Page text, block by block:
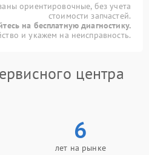
ориентировочные, без учета
стоимости запчастей.
на бесплатную диагностику.
и укажем на неисправность.
центра
6
лет на рынке